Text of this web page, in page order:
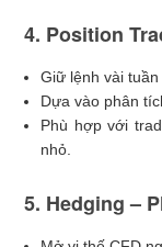
4. Position
Giữ lệnh vài tuần
Dựa vào phân
Phù hợp với
nhỏ.
5. Hedging –